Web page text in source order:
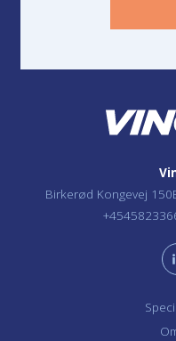
Birkerød Kongevej